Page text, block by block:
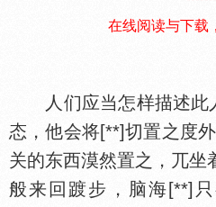
在线阅读与下载
人们应当怎样描述此
态，他会将[**]切置之度
关的东西漠然置之，兀坐
般来回踱步，脑海[**]